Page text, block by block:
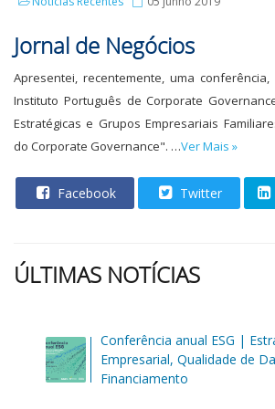
Jornal de Negócios
Apresentei, recentemente, uma
Instituto Português de Corporate
Estratégicas e Grupos Empresariais
do Corporate Governance". …Ver Mais »
Facebook Twitter
ÚLTIMAS NOTÍCIAS
Conferência anual ESG |
Empresarial, Qualidade de
Financiamento